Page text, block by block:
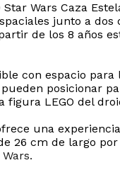
Wars Caza
junto a
de los 8 años
con espacio
posicionar
LEGO del
una
26 cm de largo